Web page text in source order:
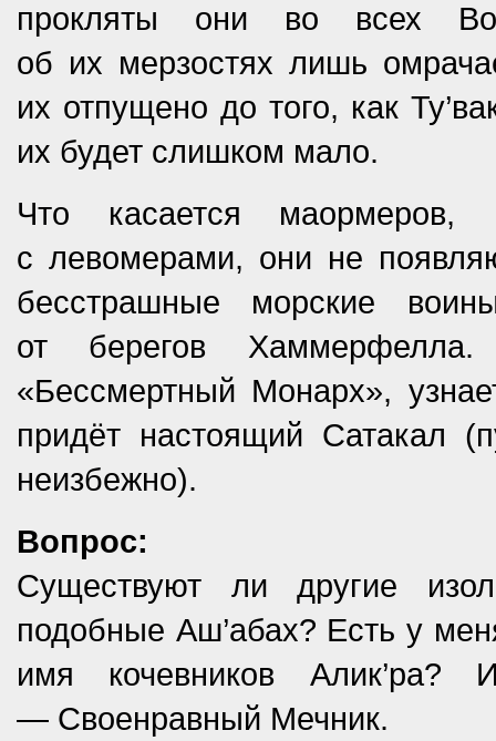
прокляты они во всех
об их мерзостях лишь
их отпущено до того, как
их будет слишком мало.
Что касается
с левомерами, они не
бесстрашные морские
от берегов
«Бессмертный Монарх»,
придёт настоящий Сатакал
неизбежно).
Вопрос:
Существуют ли другие
подобные Аш’абах? Есть у
имя кочевников Алик’ра?
— Своенравный Мечник.